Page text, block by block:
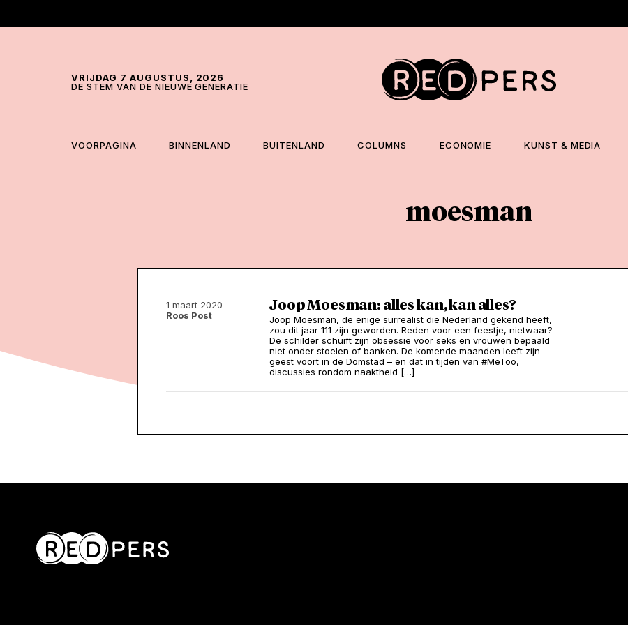
VRIJDAG 7 AUGUSTUS, 2026
DE STEM VAN DE NIEUWE GENERATIE
VOORPAGINA BINNENLAND BUITENLAND COLUMNS ECONOMIE KUNST & MEDIA
moesman
1 maart 2020
Roos Post
Joop Moesman: alles kan, kan alles?
Joop Moesman, de enige surrealist die Nederland gekend heeft,
zou dit jaar 111 zijn geworden. Reden voor een feestje, nietwaar?
De schilder schuift zijn obsessie voor seks en vrouwen bepaald
niet onder stoelen of banken. De komende maanden leeft zijn
geest voort in de Domstad – en dat in tijden van #MeToo,
discussies rondom naaktheid […]